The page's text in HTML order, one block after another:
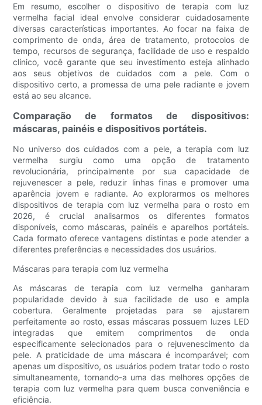
Em resumo, escolher o dispositivo de terapia com luz
vermelha facial ideal envolve considerar cuidadosamente
diversas características importantes. Ao focar na faixa de
comprimento de onda, área de tratamento, protocolos de
tempo, recursos de segurança, facilidade de uso e respaldo
clínico, você garante que seu investimento esteja alinhado
aos seus objetivos de cuidados com a pele. Com o
dispositivo certo, a promessa de uma pele radiante e jovem
está ao seu alcance.
Comparação de formatos de dispositivos:
máscaras, painéis e dispositivos portáteis.
No universo dos cuidados com a pele, a terapia com luz
vermelha surgiu como uma opção de tratamento
revolucionária, principalmente por sua capacidade de
rejuvenescer a pele, reduzir linhas finas e promover uma
aparência jovem e radiante. Ao explorarmos os melhores
dispositivos de terapia com luz vermelha para o rosto em
2026, é crucial analisarmos os diferentes formatos
disponíveis, como máscaras, painéis e aparelhos portáteis.
Cada formato oferece vantagens distintas e pode atender a
diferentes preferências e necessidades dos usuários.
Máscaras para terapia com luz vermelha
As máscaras de terapia com luz vermelha ganharam
popularidade devido à sua facilidade de uso e ampla
cobertura. Geralmente projetadas para se ajustarem
perfeitamente ao rosto, essas máscaras possuem luzes LED
integradas que emitem comprimentos de onda
especificamente selecionados para o rejuvenescimento da
pele. A praticidade de uma máscara é incomparável; com
apenas um dispositivo, os usuários podem tratar todo o rosto
simultaneamente, tornando-a uma das melhores opções de
terapia com luz vermelha para quem busca conveniência e
eficiência.